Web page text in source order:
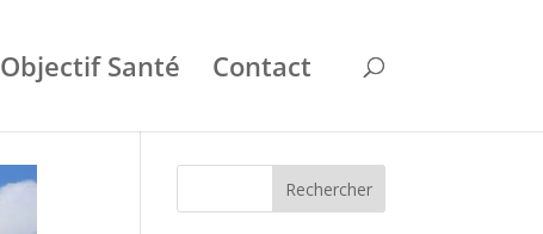
Objectif Santé Contact